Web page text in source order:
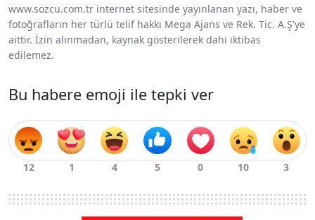
www.sozcu.com.tr internet sitesinde yayınlanan yazı, haber ve
fotoğrafların her türlü telif hakkı Mega Ajans ve Rek. Tic. A.Ş'ye
aittir. İzin alınmadan, kaynak gösterilerek dahi iktibas
edilemez.
Bu habere emoji ile tepki ver